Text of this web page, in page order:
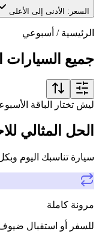
السعر: الأدنى إلى الأعلى
الرئيسية / أسبوعي
جميع السيارات
ليش تختار الباقة
الحل المثالي
سيارة تناسبك اليوم
مرونة كاملة
للسفر أو استقبال